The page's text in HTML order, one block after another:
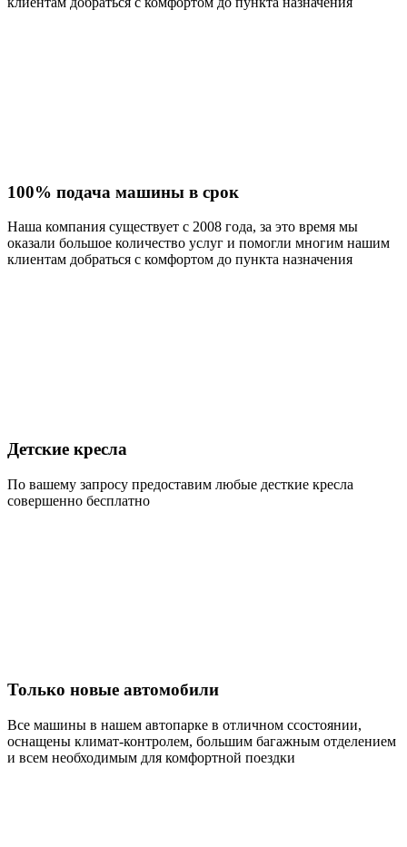
100% подача машины в срок
Наша компания существует с 2008 года, за это время мы
оказали большое количество услуг и помогли многим нашим
клиентам добраться с комфортом до пункта назначения
Детские кресла
По вашему запросу предоставим любые десткие кресла
совершенно бесплатно
Только новые автомобили
Все машины в нашем автопарке в отличном ссостоянии,
оснащены климат-контролем, большим багажным отделением
и всем необходимым для комфортной поездки